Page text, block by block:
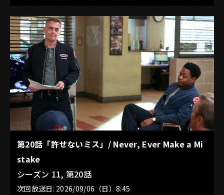
第20話「許せないミス」/ Never, Ever Make a Mi
stake
シーズン 11, 第20話
次回放送日: 2026/09/06（日）8:45